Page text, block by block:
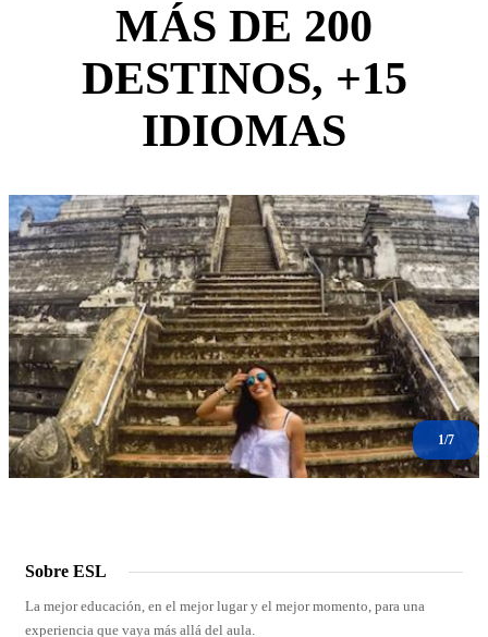
MÁS DE 200
DESTINOS, +15
IDIOMAS
1/7
Sobre ESL
La mejor educación, en el mejor lugar y el mejor momento, para una
experiencia que vaya más allá del aula.